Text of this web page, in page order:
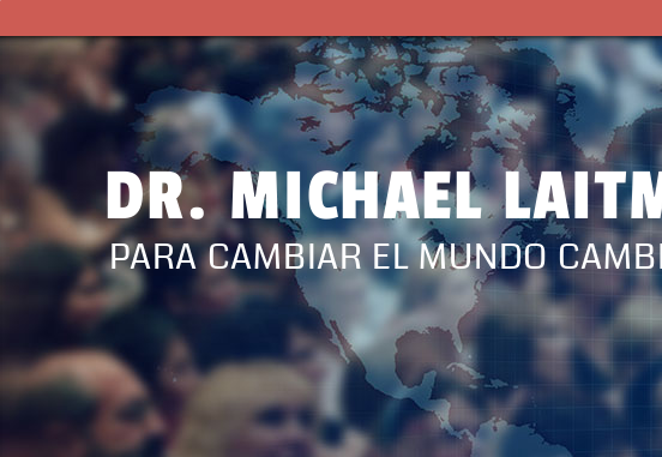
DR. MICHAEL
PARA CAMBIAR EL MUNDO